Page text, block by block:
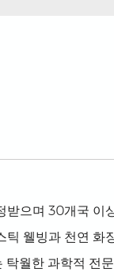
으며 30개국 이
웰빙과 천연 화
탁월한 과학적 전